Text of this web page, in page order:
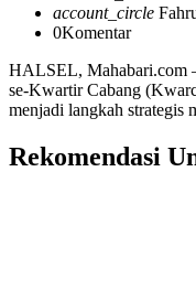
account_circle
0Komentar
HALSEL, Mahabari.com
se-Kwartir Cabang
menjadi langkah strategis
Rekomendasi